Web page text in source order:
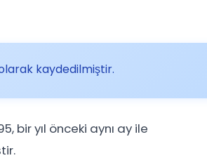
olarak kaydedilmiştir.
bir yıl önceki aynı ay ile